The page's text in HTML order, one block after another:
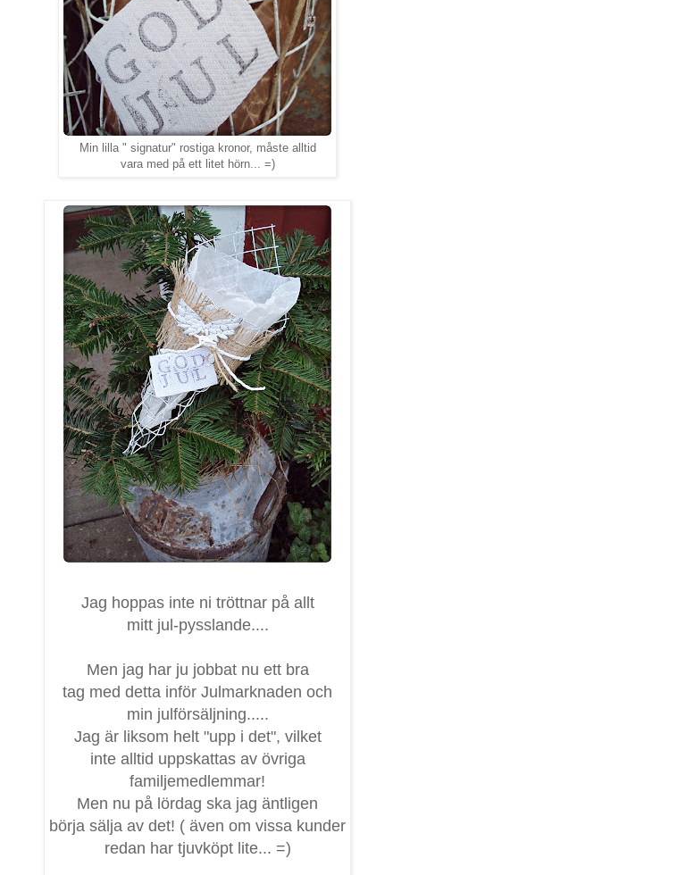
Min lilla " signatur" rostiga kronor, måste alltid
vara med på ett litet hörn... =)
Jag hoppas inte ni tröttnar på allt
mitt jul-pysslande....
Men jag har ju jobbat nu ett bra
tag med detta inför Julmarknaden och
min julförsäljning.....
Jag är liksom helt "upp i det", vilket
inte alltid uppskattas av övriga
familjemedlemmar!
Men nu på lördag ska jag äntligen
börja sälja av det! ( även om vissa kunder
redan har tjuvköpt lite... =)